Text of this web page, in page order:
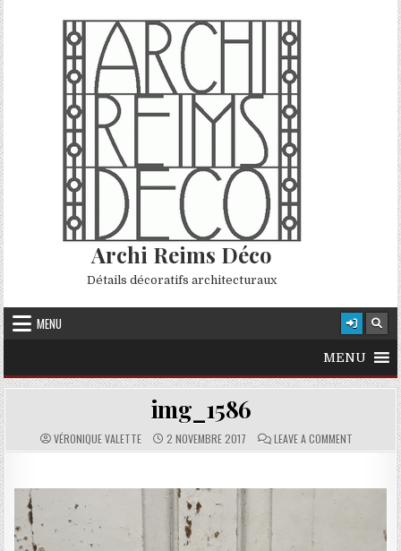
Skip to content
Archi Reims Déco
Détails décoratifs architecturaux
MENU
MENU
img_1586
AUTHOR:
VÉRONIQUE VALETTE PUBLISHED DATE:
2 NOVEMBRE 2017 COMMENTS:
LEAVE A COMMENTON